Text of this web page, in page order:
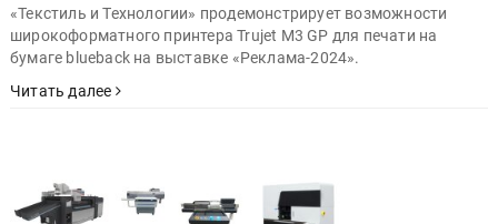
«Текстиль и Технологии» продемонстрирует возможности
широкоформатного принтера Trujet M3 GP для печати на
бумаге blueback на выставке «Реклама-2024».
Читать далее